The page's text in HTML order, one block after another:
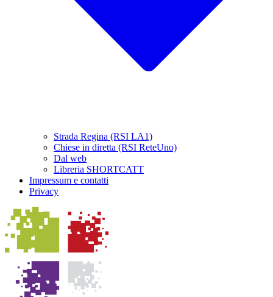
Strada Regina (RSI LA1)
Chiese in diretta (RSI ReteUno)
Dal web
Libreria SHORTCATT
Impressum e contatti
Privacy